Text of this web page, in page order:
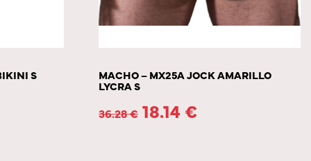
S MACHO – MX25A JOCK AMARILLO
LYCRA S
36.28€ 18.14 €